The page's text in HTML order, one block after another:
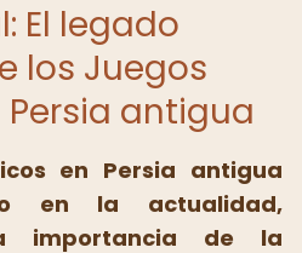
El legado
los Juegos
antigua
en Persia antigua
en la actualidad,
importancia de la